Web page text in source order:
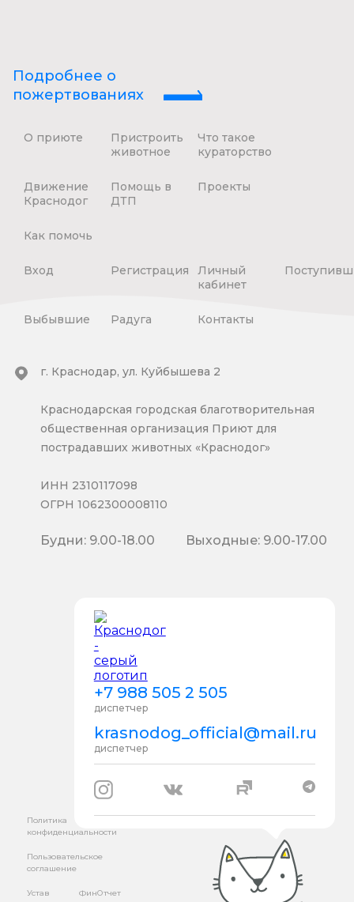
Подробнее о
пожертвованиях
О приюте
Пристроить
животное
Что такое
кураторство
Движение
Краснодог
Помощь в
ДТП
Проекты
Как помочь
Вход Регистрация
Личный
кабинет
Выбывшие Радуга Контакты
+7 988 505 2 505
диспетчер
krasnodog_official@mail.ru
диспетчер
г. Краснодар, ул. Куйбышева 2
Краснодарская городская благотворительная
общественная организация Приют для
пострадавших животных «Краснодог»
ИНН 2310117098
ОГРН 1062300008110
Будни: 9.00-18.00 Выходные: 9.00-17.00
Политика
конфиденциальности
Пользовательское
соглашение
Устав ФинОтчет